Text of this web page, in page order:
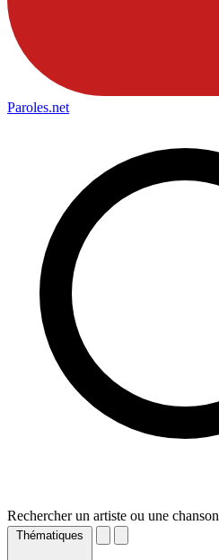
Paroles.net
Rechercher un artiste ou une chanson
Thématiques